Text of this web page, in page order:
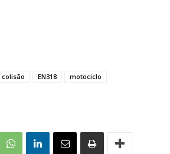
colisão EN318 motociclo